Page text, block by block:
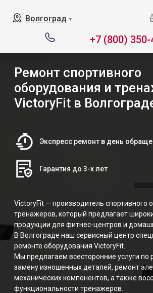
Волгоград ▼
+7 (800) 350-
Ремонт спортивного
оборудования и
VictoryFit в
Экспресс ремонт в день
Гарантия до 3-х лет
VictoryFit — производитель спортивного
тренажеров, который предлагает
продукции для фитнес-центров и
В Волгограде наш сервисный центр
ремонте оборудования VictoryFit.
Мы предлагаем всесторонние услуги по
замену изношенных деталей, ремонт
механических компонентов, а также
функциональности тренажеров.